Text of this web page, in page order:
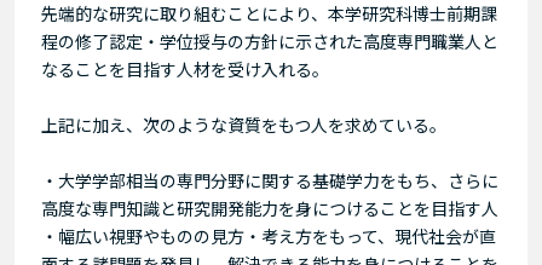
先端的な研究に取り組むことにより、本学研究科博士前期課
程の修了認定・学位授与の方針に示された高度専門職業人と
なることを目指す人材を受け入れる。
上記に加え、次のような資質をもつ人を求めている。
・大学学部相当の専門分野に関する基礎学力をもち、さらに
高度な専門知識と研究開発能力を身につけることを目指す人
・幅広い視野やものの見方・考え方をもって、現代社会が直